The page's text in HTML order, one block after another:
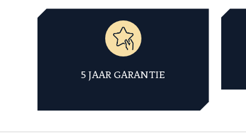
5 JAAR GARANTIE